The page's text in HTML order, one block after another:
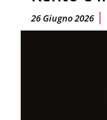
26 Giugno 2026 |